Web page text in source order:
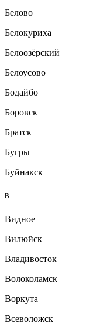
Белово
Белокуриха
Белоозёрский
Белоусово
Бодайбо
Боровск
Братск
Бугры
Буйнакск
В
Видное
Вилюйск
Владивосток
Волоколамск
Воркута
Всеволожск